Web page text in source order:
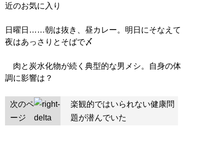
近のお気に入り
日曜日……朝は抜き、昼カレー。明日にそなえて
夜はあっさりとそばで〆
肉と炭水化物が続く典型的な男メシ。自身の体
調に影響は？
次のペ
ージ
楽観的ではいられない健康問
題が潜んでいた